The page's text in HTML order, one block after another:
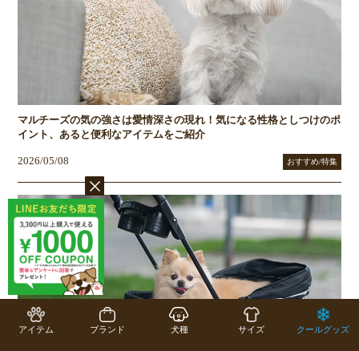
アイテム ブランド 犬種 サイズ クールグッズ
マルチーズの気の強さは愛情深さの現れ！気になる性格としつけのポ
イント、あると便利なアイテムをご紹介
2026/05/08 おすすめ/特集